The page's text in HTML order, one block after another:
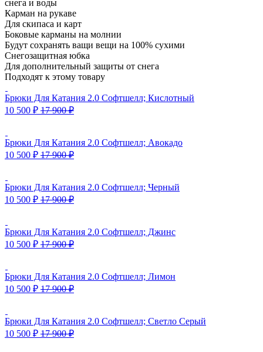
снега и воды
Карман на рукаве
Для скипаса и карт
Боковые карманы на молнии
Будут сохранять ващи вещи на 100% сухими
Снегозащитная юбка
Для дополнительный защиты от снега
Подходят к этому товару
Брюки Для Катания 2.0 Софтшелл; Кислотный
10 500 ₽ 17 900₽
Брюки Для Катания 2.0 Софтшелл; Авокадо
10 500 ₽ 17 900₽
Брюки Для Катания 2.0 Софтшелл; Черный
10 500 ₽ 17 900₽
Брюки Для Катания 2.0 Софтшелл; Джинс
10 500 ₽ 17 900₽
Брюки Для Катания 2.0 Софтшелл; Лимон
10 500 ₽ 17 900₽
Брюки Для Катания 2.0 Софтшелл; Светло Серый
10 500 ₽ 17 900₽